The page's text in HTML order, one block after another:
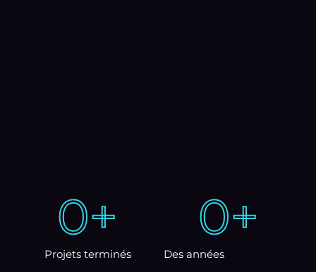
Projets terminés
0+
Des années
0+